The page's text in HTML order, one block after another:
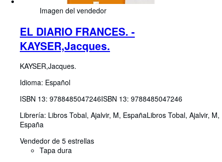
Imagen del vendedor
EL DIARIO FRANCES. -
KAYSER,Jacques.
KAYSER,Jacques.
Idioma: Español
ISBN 13: 9788485047246ISBN 13: 9788485047246
Librería: Libros Tobal, Ajalvir, M, EspañaLibros Tobal, Ajalvir, M,
España
Vendedor de 5 estrellas
Tapa dura